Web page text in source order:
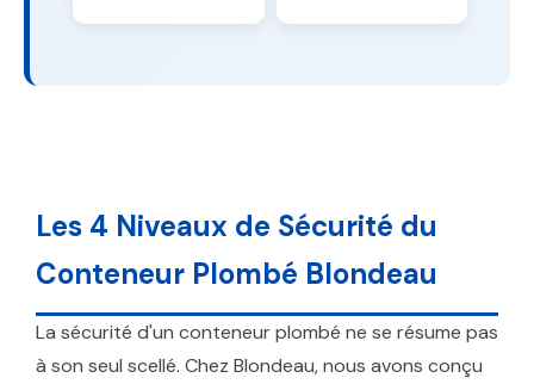
Les 4 Niveaux de Sécurité du
Conteneur Plombé Blondeau
La sécurité d'un conteneur plombé ne se résume pas
à son seul scellé. Chez Blondeau, nous avons conçu